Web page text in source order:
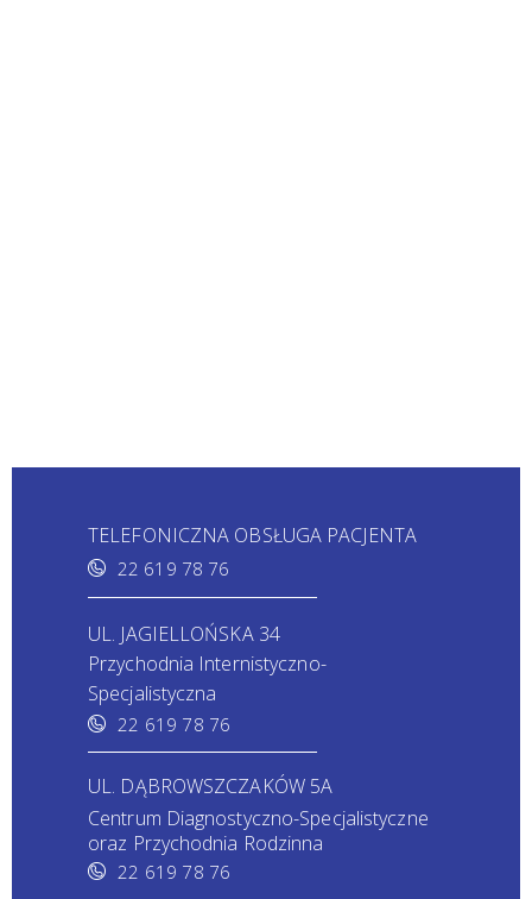
TELEFONICZNA OBSŁUGA PACJENTA
22 619 78 76
UL. JAGIELLOŃSKA 34
Przychodnia Internistyczno-
Specjalistyczna
22 619 78 76
UL. DĄBROWSZCZAKÓW 5A
Centrum Diagnostyczno-Specjalistyczne
oraz Przychodnia Rodzinna
22 619 78 76